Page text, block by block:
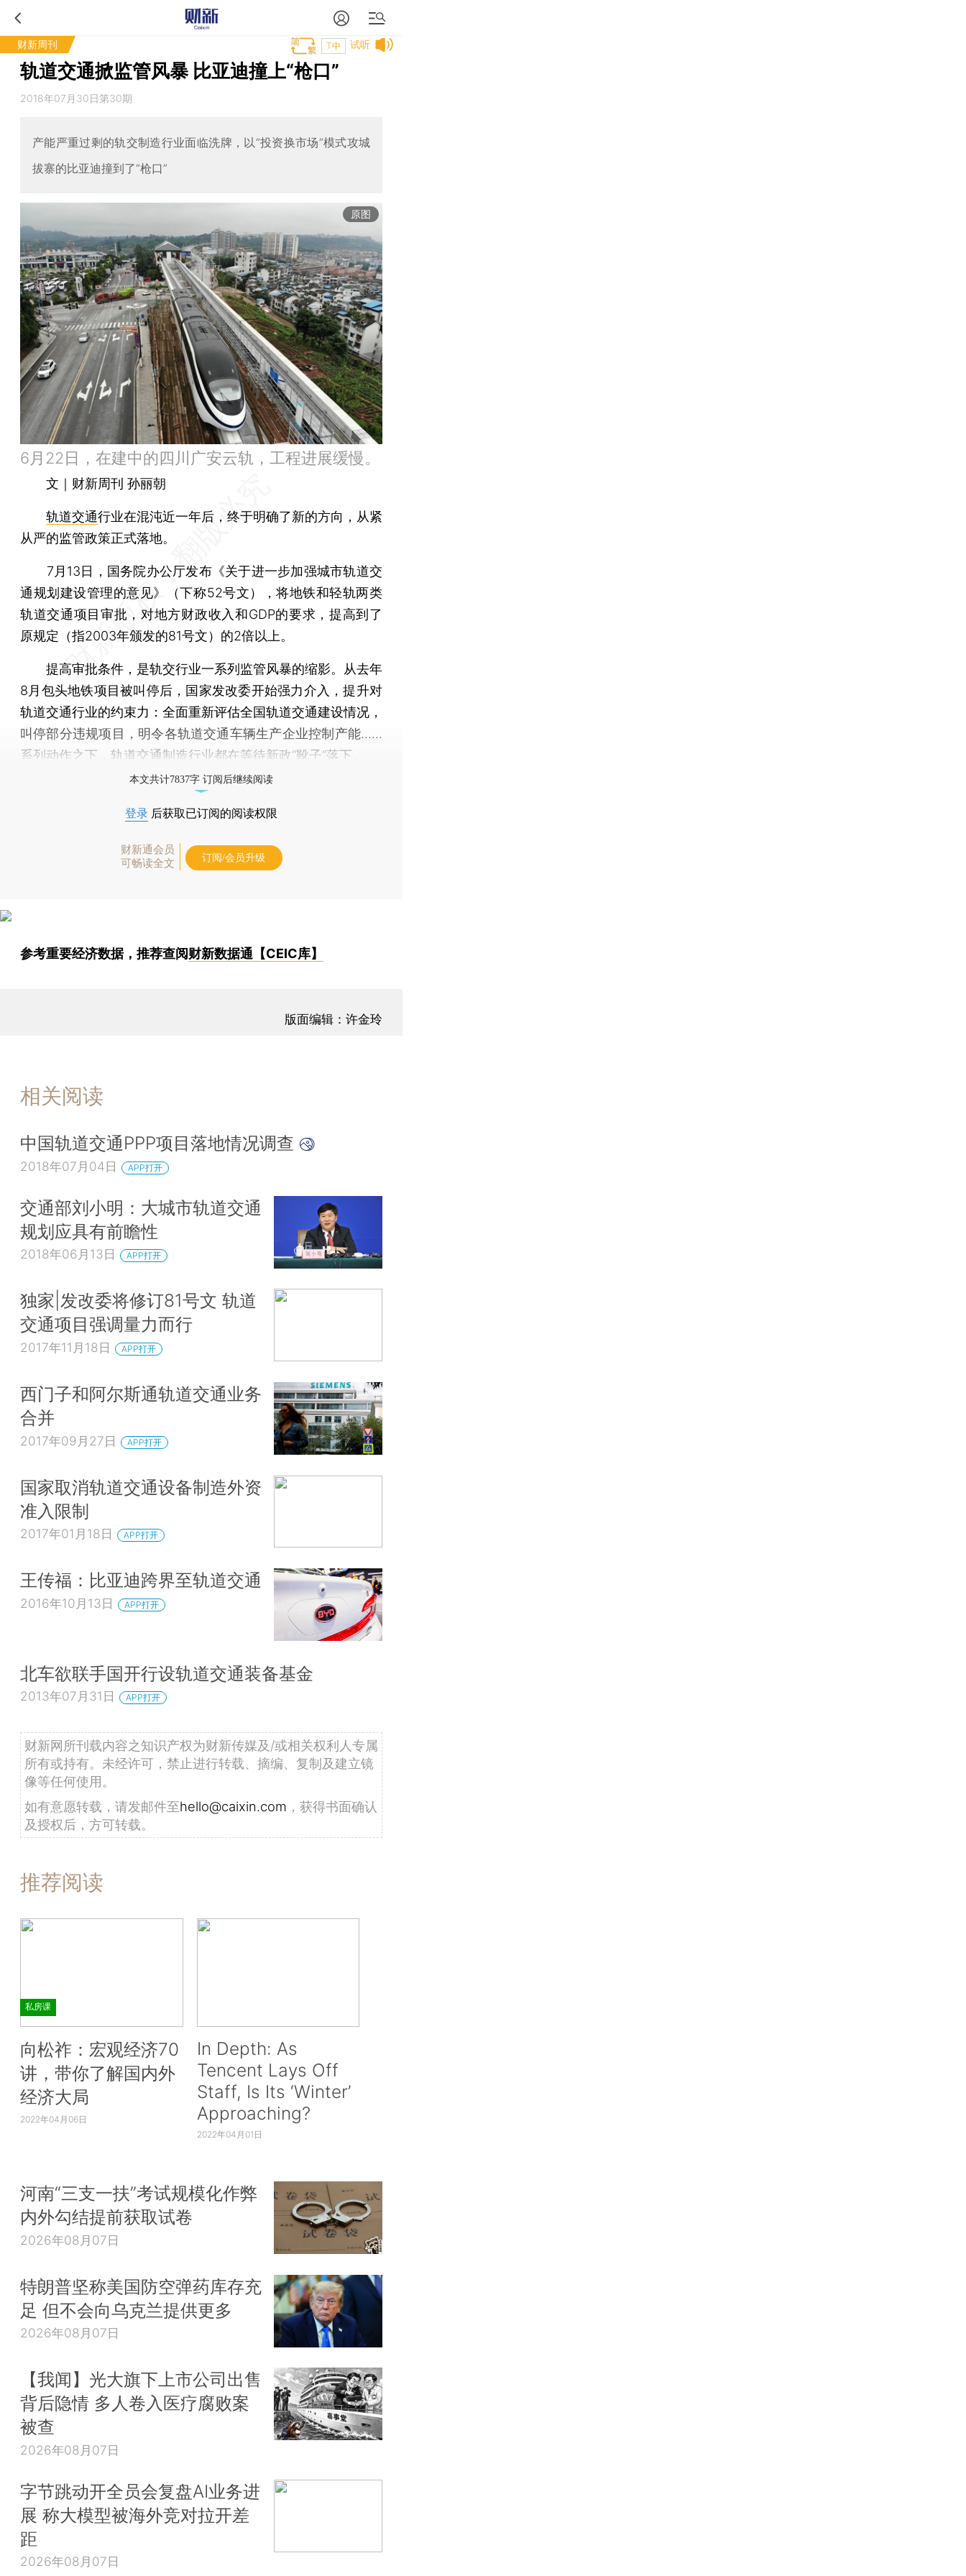
财新周刊 试听
T中
轨道交通掀监管风暴 比亚迪撞上“枪口”
2018年07月30日第30期
产能严重过剩的轨交制造行业面临洗牌，以“投资换市场”模式攻城
拔寨的比亚迪撞到了“枪口”
原图
6月22日，在建中的四川广安云轨，工程进展缓慢。
文｜财新周刊 孙丽朝
轨道交通行业在混沌近一年后，终于明确了新的方向，从紧
从严的监管政策正式落地。
7月13日，国务院办公厅发布《关于进一步加强城市轨道交
通规划建设管理的意见》（下称52号文），将地铁和轻轨两类
轨道交通项目审批，对地方财政收入和GDP的要求，提高到了
原规定（指2003年颁发的81号文）的2倍以上。
提高审批条件，是轨交行业一系列监管风暴的缩影。从去年
8月包头地铁项目被叫停后，国家发改委开始强力介入，提升对
轨道交通行业的约束力：全面重新评估全国轨道交通建设情况，
叫停部分违规项目，明令各轨道交通车辆生产企业控制产能……
系列动作之下，轨道交通制造行业都在等待新政“靴子”落下。
本文共计7837字 订阅后继续阅读
登录 后获取已订阅的阅读权限
财新通会员
可畅读全文
订阅/会员升级
参考重要经济数据，推荐查阅财新数据通【CEIC库】
版面编辑：许金玲
相关阅读
中国轨道交通PPP项目落地情况调查
2018年07月04日 APP打开
交通部刘小明：大城市轨道交通
规划应具有前瞻性
2018年06月13日 APP打开
独家|发改委将修订81号文 轨道
交通项目强调量力而行
2017年11月18日 APP打开
西门子和阿尔斯通轨道交通业务
合并
2017年09月27日 APP打开
国家取消轨道交通设备制造外资
准入限制
2017年01月18日 APP打开
王传福：比亚迪跨界至轨道交通
2016年10月13日 APP打开
北车欲联手国开行设轨道交通装备基金
2013年07月31日 APP打开
财新网所刊载内容之知识产权为财新传媒及/或相关权利人专属
所有或持有。未经许可，禁止进行转载、摘编、复制及建立镜
像等任何使用。
如有意愿转载，请发邮件至hello@caixin.com ，获得书面确认
及授权后，方可转载。
推荐阅读
私房课
向松祚：宏观经济70
讲，带你了解国内外
经济大局
2022年04月06日
In Depth: As
Tencent Lays Off
Staff, Is Its ‘Winter’
Approaching?
2022年04月01日
河南“三支一扶”考试规模化作弊
内外勾结提前获取试卷
2026年08月07日
特朗普坚称美国防空弹药库存充
足 但不会向乌克兰提供更多
2026年08月07日
【我闻】光大旗下上市公司出售
背后隐情 多人卷入医疗腐败案
被查
2026年08月07日
字节跳动开全员会复盘AI业务进
展 称大模型被海外竞对拉开差
距
2026年08月07日